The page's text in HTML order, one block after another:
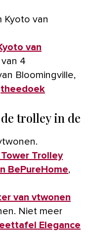
Kyoto van
van
van 4
Bloomingville,
theedoek
trolley in de
Trolley
BePureHome,
van vtwonen
Niet meer
eettafel Elegance